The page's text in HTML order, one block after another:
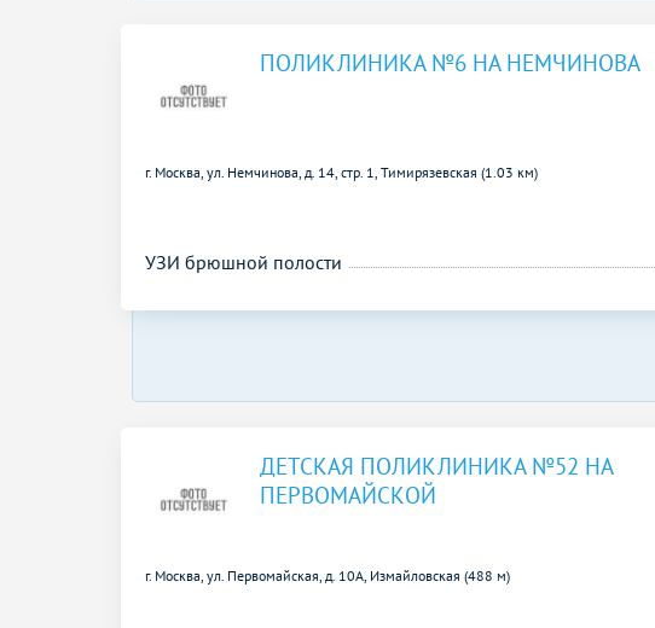
ПОЛИКЛИНИКА №6 НА НЕМЧИНОВА
г. Москва, ул. Немчинова, д. 14, стр. 1, Тимирязевская (1.03 км)
УЗИ брюшной полости
ДЕТСКАЯ ПОЛИКЛИНИКА №52 НА
ПЕРВОМАЙСКОЙ
г. Москва, ул. Первомайская, д. 10A, Измайловская (488 м)